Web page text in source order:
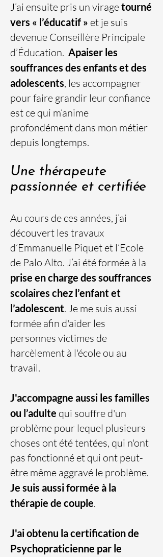
J’ai ensuite pris un viragetourné
vers « l’éducatif » et je suis
devenue Conseillère Principale
d’Éducation. Apaiser les
souffrances des enfants et des
adolescents, les accompagner
pour faire grandir leur confiance
est ce qui m’anime
profondément dans mon métier
depuis longtemps.
Une thérapeute
passionnée et certifiée
Au cours de ces années, j’ai
découvert les travaux
d’Emmanuelle Piquet et l’Ecole
de Palo Alto. J’ai été formée à la
prise en charge des souffrances
scolaires chez l’enfant et
l’adolescent. Je me suis aussi
formée afin d'aider les
personnes victimes de
harcèlement à l'école ou au
travail.
J'accompagne aussi les familles
ou l’adulte qui souffre d'un
problème pour lequel plusieurs
choses ont été tentées, qui n'ont
pas fonctionné et qui ont peut-
être même aggravé le problème.
Je suis aussi formée à la
thérapie de couple.
J'ai obtenu la certification de
Psychopraticienne par le